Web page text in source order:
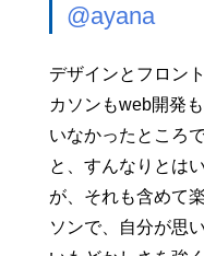
@ayana
デザインとフロン
カソンもweb開発
いなかったところ
と、すんなりとは
が、それも含めて
ソンで、自分が思